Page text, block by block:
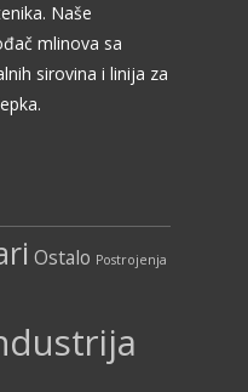
Naše
mlinova sa
sirovina i linija za
Ostalo Postrojenja